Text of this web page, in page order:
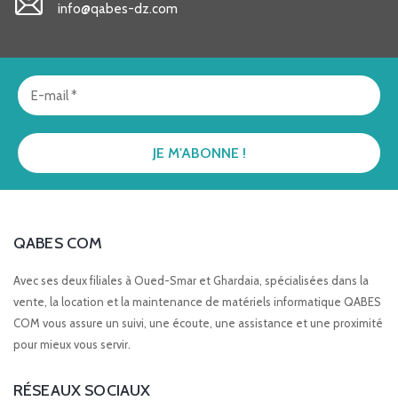
info@qabes-dz.com
QABES COM
Avec ses deux filiales à Oued-Smar et Ghardaia, spécialisées dans la
vente, la location et la maintenance de matériels informatique QABES
COM vous assure un suivi, une écoute, une assistance et une proximité
pour mieux vous servir.
RÉSEAUX SOCIAUX